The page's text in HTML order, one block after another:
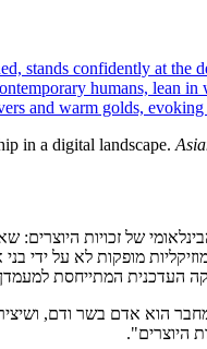
in a digital landscape.
מופקות לא על ידי
העדכנית המתייחסת
הוא אדם בשר ודם,
היוצרים".